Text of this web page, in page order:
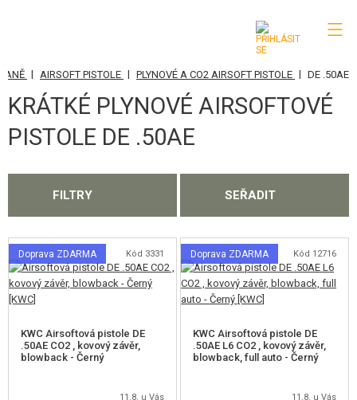
KATEGORIE
AIRSOFTOVÉ ZBRANĚ
AIRSOFT PISTOLE
GLOCK A PODOBNÉ
1911, HI-CAPA, MEU
M9, M92
| AIRSOFT PISTOLE | PLYNOVÉ A CO2 AIRSOFT PISTOLE | DE .50AE
KRÁTKÉ PLYNOVÉ AIRSOFTOVÉ
PISTOLE DE .50AE
FILTRY SEŘADIT
Doprava ZDARMA Kód 3331
KWC Airsoftová pistole DE
.50AE CO2 , kovový závěr,
blowback - Černý
11.8. u Vás
Doprava ZDARMA Kód 12716
KWC Airsoftová pistole DE
.50AE L6 CO2 , kovový závěr,
blowback, full auto - Černý
11.8. u Vás